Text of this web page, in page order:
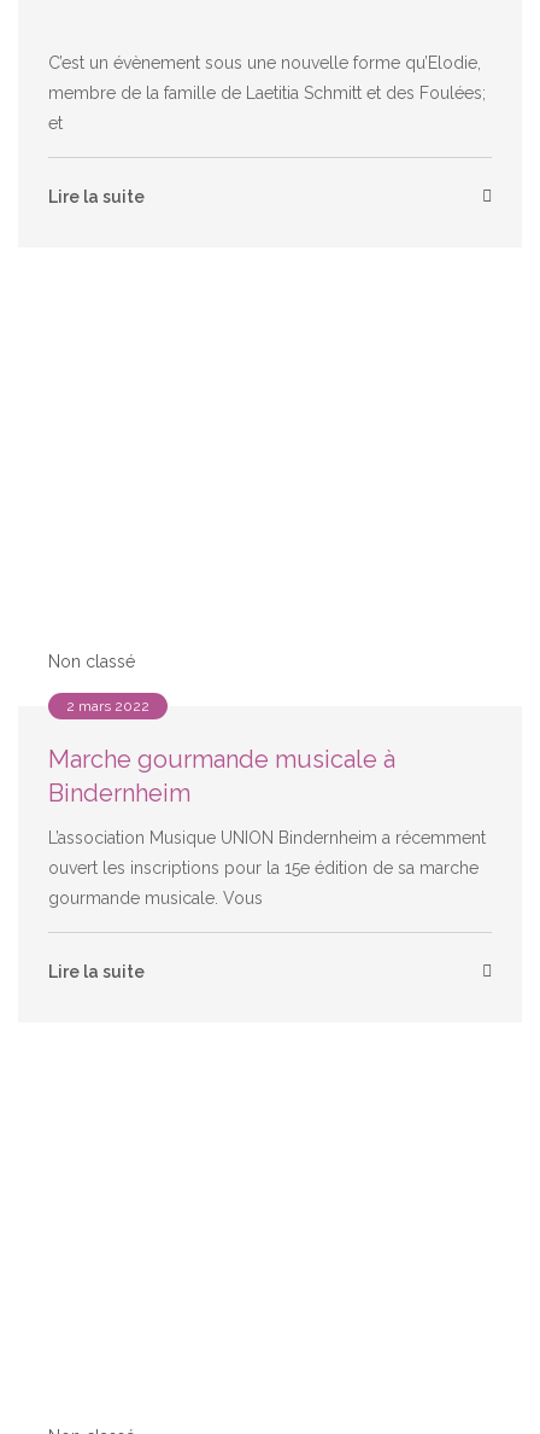
C’est un évènement sous une nouvelle forme qu’Elodie,
membre de la famille de Laetitia Schmitt et des Foulées;
et
Lire la suite
Non classé
2 mars 2022
Marche gourmande musicale à
Bindernheim
L’association Musique UNION Bindernheim a récemment
ouvert les inscriptions pour la 15e édition de sa marche
gourmande musicale. Vous
Lire la suite